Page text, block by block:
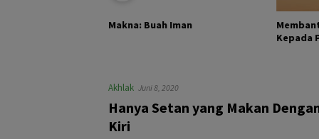
Makna: Buah Iman
Kepada
Akhlak Juni 8, 2020
Hanya Setan yang Makan Dengan
Kiri